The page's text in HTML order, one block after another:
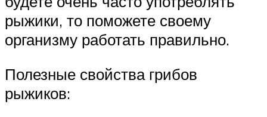
рыжики, то поможете своему
организму работать правильно.
Полезные свойства грибов
рыжиков: